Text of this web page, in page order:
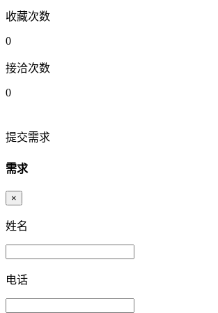
收藏次数
0
接洽次数
0
提交需求
需求
×
姓名
电话